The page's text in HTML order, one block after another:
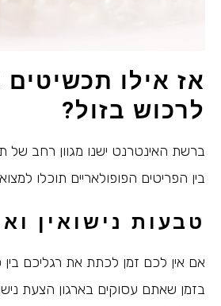
אז אילו
לרכוש בזול?
ברשת האינטרנט ישנו מגוון רחב של
בין הפריטים הפופולאריים תוכלו
טבעות נישואין
אם אין לכם זמן לכתת את רגליכם בין
בזמן שאתם עסוקים בארגון הצעת